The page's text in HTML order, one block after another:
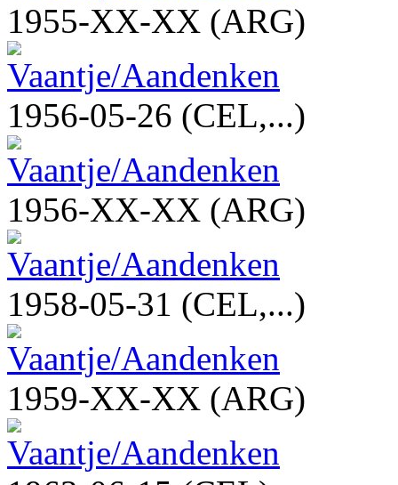
1955-XX-XX (ARG)
1956-05-26 (CEL,...)
1956-XX-XX (ARG)
1958-05-31 (CEL,...)
1959-XX-XX (ARG)